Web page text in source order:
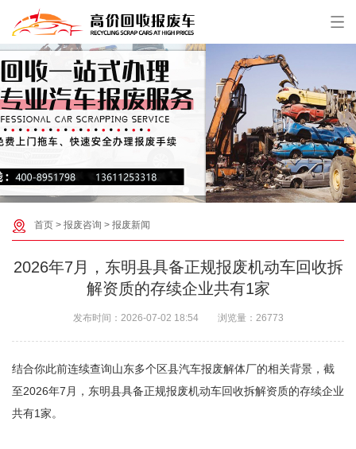
首页 > 报废咨询 > 报废新闻
2026年7月，东明县具备正规报废机动车回收拆
解资质的存续企业共有‌1家‌
发布时间： 2026-07-02 18:54浏览量： 26773
结合你此前连续查询山东多个区县汽车报废解体厂的相关背景，截
至2026年7月，东明县具备正规报废机动车回收拆解资质的存续企业
共有‌1家‌。